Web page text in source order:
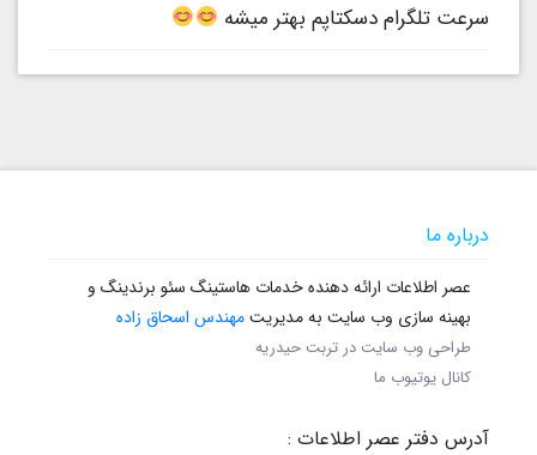
سرعت تلگرام دسکتاپم بهتر میشه
درباره ما
عصر اطلاعات ارائه دهنده خدمات هاستینگ سئو برندینگ و
بهینه سازی وب سایت به مدیریتمهندس اسحاق زاده
طراحی وب سایت در تربت حیدریه
کانال یوتیوب ما
آدرس دفتر عصر اطلاعات :